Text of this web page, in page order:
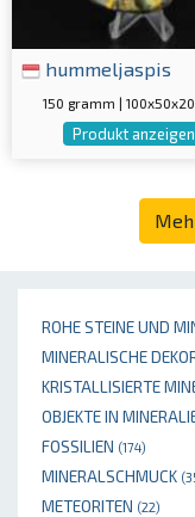
ROHE STEINE UND
MINERALISCHE
KRISTALLISIERTE
OBJEKTE IN
FOSSILIEN (174)
MINERALSCHMUCK
METEORITEN (22)
hummeljaspis
150 gramm |
Produkt anzeigen